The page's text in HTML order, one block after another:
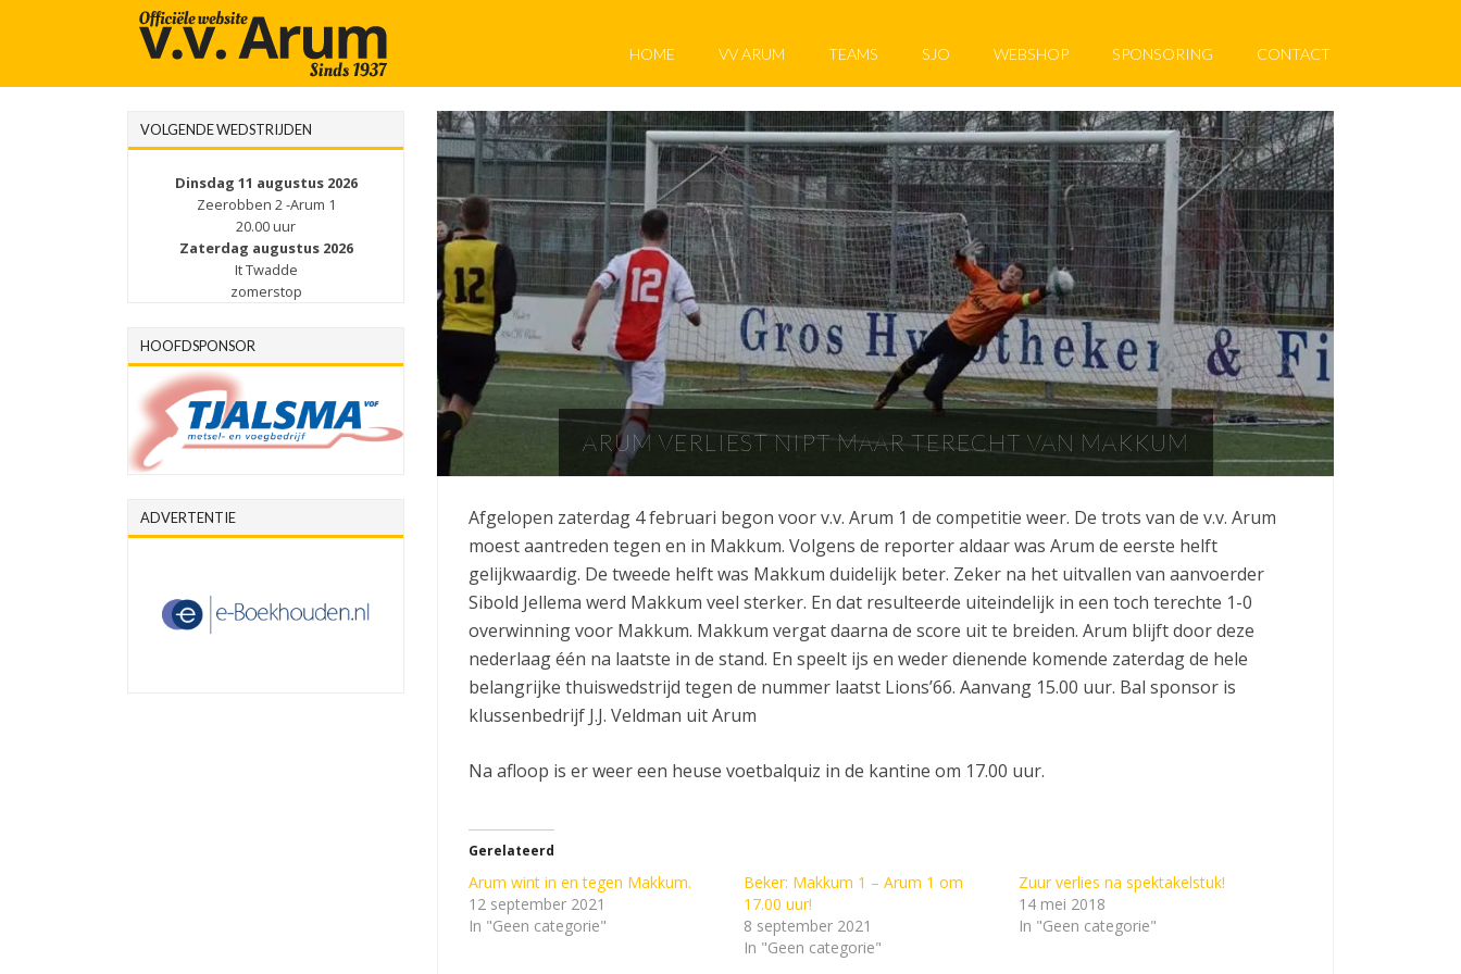
HOME VV ARUM TEAMS SJO WEBSHOP SPONSORING CONTACT
ARUM VERLIEST NIPT MAAR TERECHT VAN MAKKUM
Afgelopen zaterdag 4 februari begon voor v.v. Arum 1 de competitie weer. De trots van de v.v. Arum
moest aantreden tegen en in Makkum. Volgens de reporter aldaar was Arum de eerste helft
gelijkwaardig. De tweede helft was Makkum duidelijk beter. Zeker na het uitvallen van aanvoerder
Sibold Jellema werd Makkum veel sterker. En dat resulteerde uiteindelijk in een toch terechte 1-0
overwinning voor Makkum. Makkum vergat daarna de score uit te breiden. Arum blijft door deze
nederlaag één na laatste in de stand. En speelt ijs en weder dienende komende zaterdag de hele
belangrijke thuiswedstrijd tegen de nummer laatst Lions’66. Aanvang 15.00 uur. Bal sponsor is
klussenbedrijf J.J. Veldman uit Arum
Na afloop is er weer een heuse voetbalquiz in de kantine om 17.00 uur.
Gerelateerd
Arum wint in en tegen Makkum.
12 september 2021
In "Geen categorie"
Beker: Makkum 1 – Arum 1 om
17.00 uur!
8 september 2021
In "Geen categorie"
Zuur verlies na spektakelstuk!
14 mei 2018
In "Geen categorie"
VOLGENDE WEDSTRIJDEN
Dinsdag 11 augustus 2026
Zeerobben 2 -Arum 1
20.00 uur
Zaterdag augustus 2026
It Twadde
zomerstop
HOOFDSPONSOR
ADVERTENTIE